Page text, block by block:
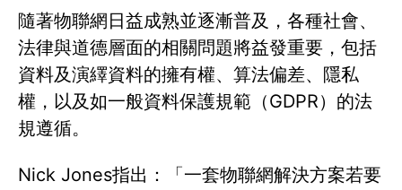
隨著物聯網日益成熟並逐漸普及，各種社會、
法律與道德層面的相關問題將益發重要，包括
資料及演繹資料的擁有權、算法偏差、隱私
權，以及如一般資料保護規範（GDPR）的法
規遵循。
Nick Jones指出：「一套物聯網解決方案若要